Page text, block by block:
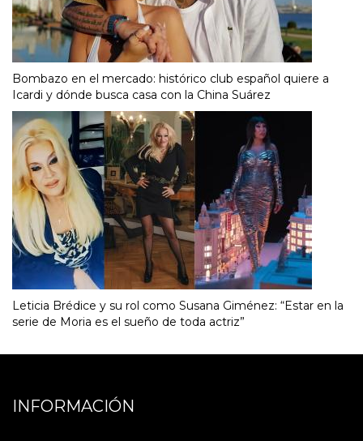
Bombazo en el mercado: histórico club español quiere a
Icardi y dónde busca casa con la China Suárez
Leticia Brédice y su rol como Susana Giménez: “Estar en la
serie de Moria es el sueño de toda actriz”
INFORMACIÓN